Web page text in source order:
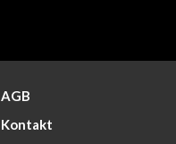
AGB
Kontakt